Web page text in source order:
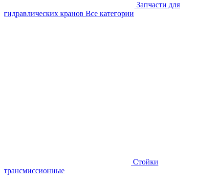
Запчасти для
гидравлических кранов Все категории
Стойки
трансмиссионные